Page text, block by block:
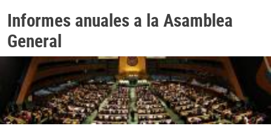
Informes anuales a la Asamblea
General